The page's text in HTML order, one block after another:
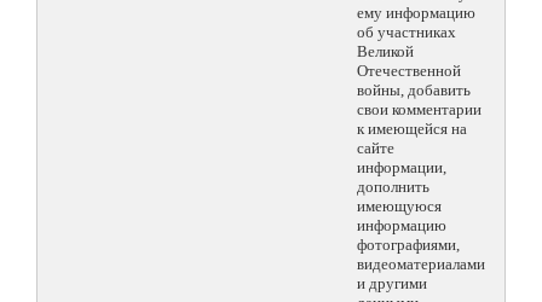
ему информацию
об участниках
Великой
Отечественной
войны, добавить
свои комментарии
к имеющейся на
сайте
информации,
дополнить
имеющуюся
информацию
фотографиями,
видеоматериалами
и другими